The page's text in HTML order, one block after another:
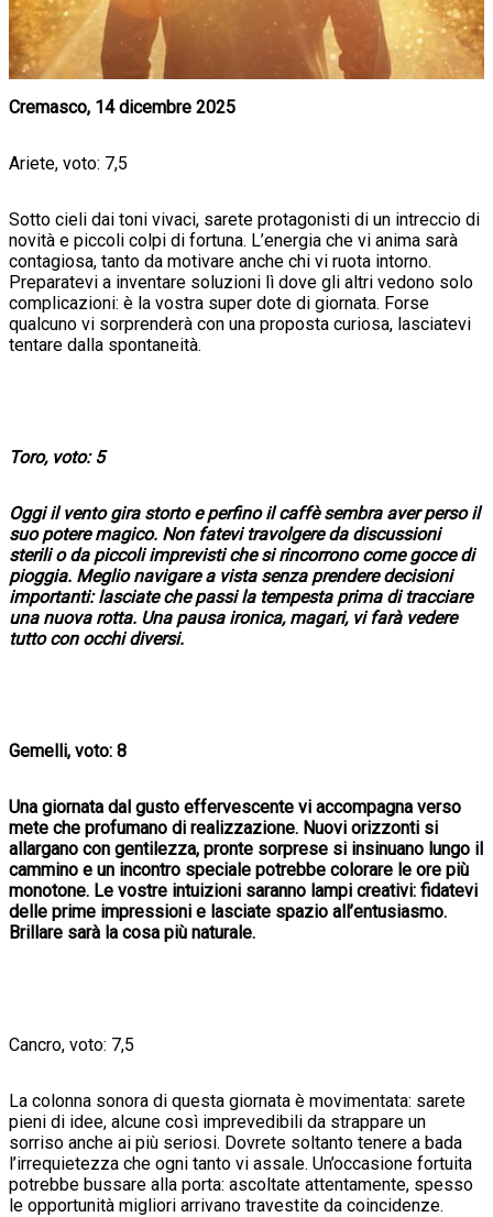
Cremasco, 14 dicembre 2025
Ariete, voto: 7,5
Sotto cieli dai toni vivaci, sarete protagonisti di un intreccio di
novità e piccoli colpi di fortuna. L’energia che vi anima sarà
contagiosa, tanto da motivare anche chi vi ruota intorno.
Preparatevi a inventare soluzioni lì dove gli altri vedono solo
complicazioni: è la vostra super dote di giornata. Forse
qualcuno vi sorprenderà con una proposta curiosa, lasciatevi
tentare dalla spontaneità.
Toro, voto: 5
Oggi il vento gira storto e perfino il caffè sembra aver perso il
suo potere magico. Non fatevi travolgere da discussioni
sterili o da piccoli imprevisti che si rincorrono come gocce di
pioggia. Meglio navigare a vista senza prendere decisioni
importanti: lasciate che passi la tempesta prima di tracciare
una nuova rotta. Una pausa ironica, magari, vi farà vedere
tutto con occhi diversi.
Gemelli, voto: 8
Una giornata dal gusto effervescente vi accompagna verso
mete che profumano di realizzazione. Nuovi orizzonti si
allargano con gentilezza, pronte sorprese si insinuano lungo il
cammino e un incontro speciale potrebbe colorare le ore più
monotone. Le vostre intuizioni saranno lampi creativi: fidatevi
delle prime impressioni e lasciate spazio all’entusiasmo.
Brillare sarà la cosa più naturale.
Cancro, voto: 7,5
La colonna sonora di questa giornata è movimentata: sarete
pieni di idee, alcune così imprevedibili da strappare un
sorriso anche ai più seriosi. Dovrete soltanto tenere a bada
l’irrequietezza che ogni tanto vi assale. Un’occasione fortuita
potrebbe bussare alla porta: ascoltate attentamente, spesso
le opportunità migliori arrivano travestite da coincidenze.